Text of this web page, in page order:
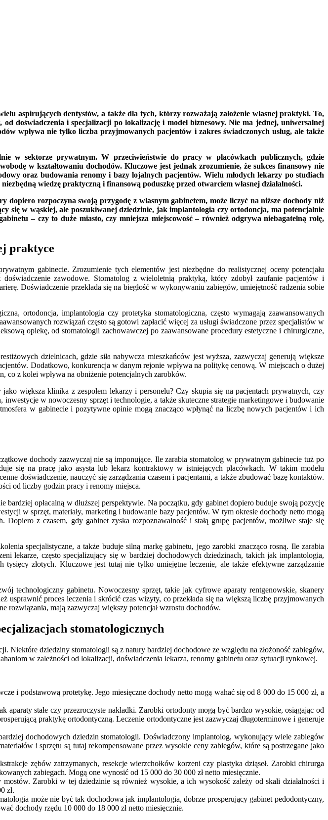
aspirujących dentystów, a także dla tych, którzy rozważają założenie własnej praktyki. To,
doświadczenia i specjalizacji po lokalizację i model biznesowy. Nie ma jednej, uniwersalnej
wpływa nie tylko liczba przyjmowanych pacjentów i zakres świadczonych usług, ale także
w sektorze prywatnym. W przeciwieństwie do pracy w placówkach publicznych, gdzie
w kształtowaniu dochodów. Kluczowe jest jednak zrozumienie, że sukces finansowy nie
oraz budowania renomy i bazy lojalnych pacjentów. Wielu młodych lekarzy po studiach
wiedzę praktyczną i finansową poduszkę przed otwarciem własnej działalności.
rozpoczyna swoją przygodę z własnym gabinetem, może liczyć na niższe dochody niż
się w wąskiej, ale poszukiwanej dziedzinie, jak implantologia czy ortodoncja, ma potencjalnie
– czy to duże miasto, czy mniejsza miejscowość – również odgrywa niebagatelną rolę,
praktyce
gabinecie. Zrozumienie tych elementów jest niezbędne do realistycznej oceny potencjału
zawodowe. Stomatolog z wieloletnią praktyką, który zdobył zaufanie pacjentów i
Doświadczenie przekłada się na biegłość w wykonywaniu zabiegów, umiejętność radzenia sobie
ortodoncja, implantologia czy protetyka stomatologiczna, często wymagają zaawansowanych
rozwiązań często są gotowi zapłacić więcej za usługi świadczone przez specjalistów w
opiekę, od stomatologii zachowawczej po zaawansowane procedury estetyczne i chirurgiczne,
dzielnicach, gdzie siła nabywcza mieszkańców jest wyższa, zazwyczaj generują większe
Dodatkowo, konkurencja w danym rejonie wpływa na politykę cenową. W miejscach o dużej
co z kolei wpływa na obniżenie potencjalnych zarobków.
większa klinika z zespołem lekarzy i personelu? Czy skupia się na pacjentach prywatnych, czy
w nowoczesny sprzęt i technologie, a także skuteczne strategie marketingowe i budowanie
w gabinecie i pozytywne opinie mogą znacząco wpłynąć na liczbę nowych pacjentów i ich
dochody zazwyczaj nie są imponujące. Ile zarabia stomatolog w prywatnym gabinecie tuż po
się na pracę jako asysta lub lekarz kontraktowy w istniejących placówkach. W takim modelu
doświadczenie, nauczyć się zarządzania czasem i pacjentami, a także zbudować bazę kontaktów.
od liczby godzin pracy i renomy miejsca.
opłacalną w dłuższej perspektywie. Na początku, gdy gabinet dopiero buduje swoją pozycję
w sprzęt, materiały, marketing i budowanie bazy pacjentów. W tym okresie dochody netto mogą
z czasem, gdy gabinet zyska rozpoznawalność i stałą grupę pacjentów, możliwe staje się
specjalistyczne, a także buduje silną markę gabinetu, jego zarobki znacząco rosną. Ile zarabia
lekarze, często specjalizujący się w bardziej dochodowych dziedzinach, takich jak implantologia,
złotych. Kluczowe jest tutaj nie tylko umiejętne leczenie, ale także efektywne zarządzanie
technologiczny gabinetu. Nowoczesny sprzęt, takie jak cyfrowe aparaty rentgenowskie, skanery
usprawnić proces leczenia i skrócić czas wizyty, co przekłada się na większą liczbę przyjmowanych
rozwiązania, mają zazwyczaj większy potencjał wzrostu dochodów.
stomatologicznych
Niektóre dziedziny stomatologii są z natury bardziej dochodowe ze względu na złożoność zabiegów,
w zależności od lokalizacji, doświadczenia lekarza, renomy gabinetu oraz sytuacji rynkowej.
i podstawową protetykę. Jego miesięczne dochody netto mogą wahać się od 8 000 do 15 000 zł, a
stałe czy przezroczyste nakładki. Zarobki ortodonty mogą być bardzo wysokie, osiągając od
praktykę ortodontyczną. Leczenie ortodontyczne jest zazwyczaj długoterminowe i generuje
dochodowych dziedzin stomatologii. Doświadczony implantolog, wykonujący wiele zabiegów
i sprzętu są tutaj rekompensowane przez wysokie ceny zabiegów, które są postrzegane jako
zębów zatrzymanych, resekcje wierzchołków korzeni czy plastyka dziąseł. Zarobki chirurga
zabiegach. Mogą one wynosić od 15 000 do 30 000 zł netto miesięcznie.
Zarobki w tej dziedzinie są również wysokie, a ich wysokość zależy od skali działalności i
zł.
może nie być tak dochodowa jak implantologia, dobrze prosperujący gabinet pedodontyczny,
dochody rzędu 10 000 do 18 000 zł netto miesięcznie.